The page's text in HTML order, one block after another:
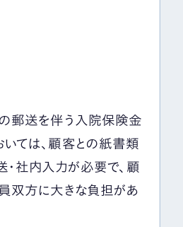
郵送を伴う入院保険金
ては、顧客との紙書類
・社内入力が必要で、顧
双方に大きな負担があ